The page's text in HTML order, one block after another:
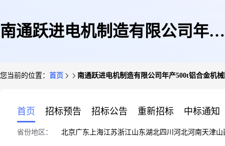
南通跃进电机制造有限公司年产
您当前的位置： 首页 南通跃进电机制造有限公司年产500t铝合金机
首页 招标预告 招标公告 重新招标 中标通知
省份地区： 北京广东 上海江苏浙江山东湖北四川 河北河南天津山